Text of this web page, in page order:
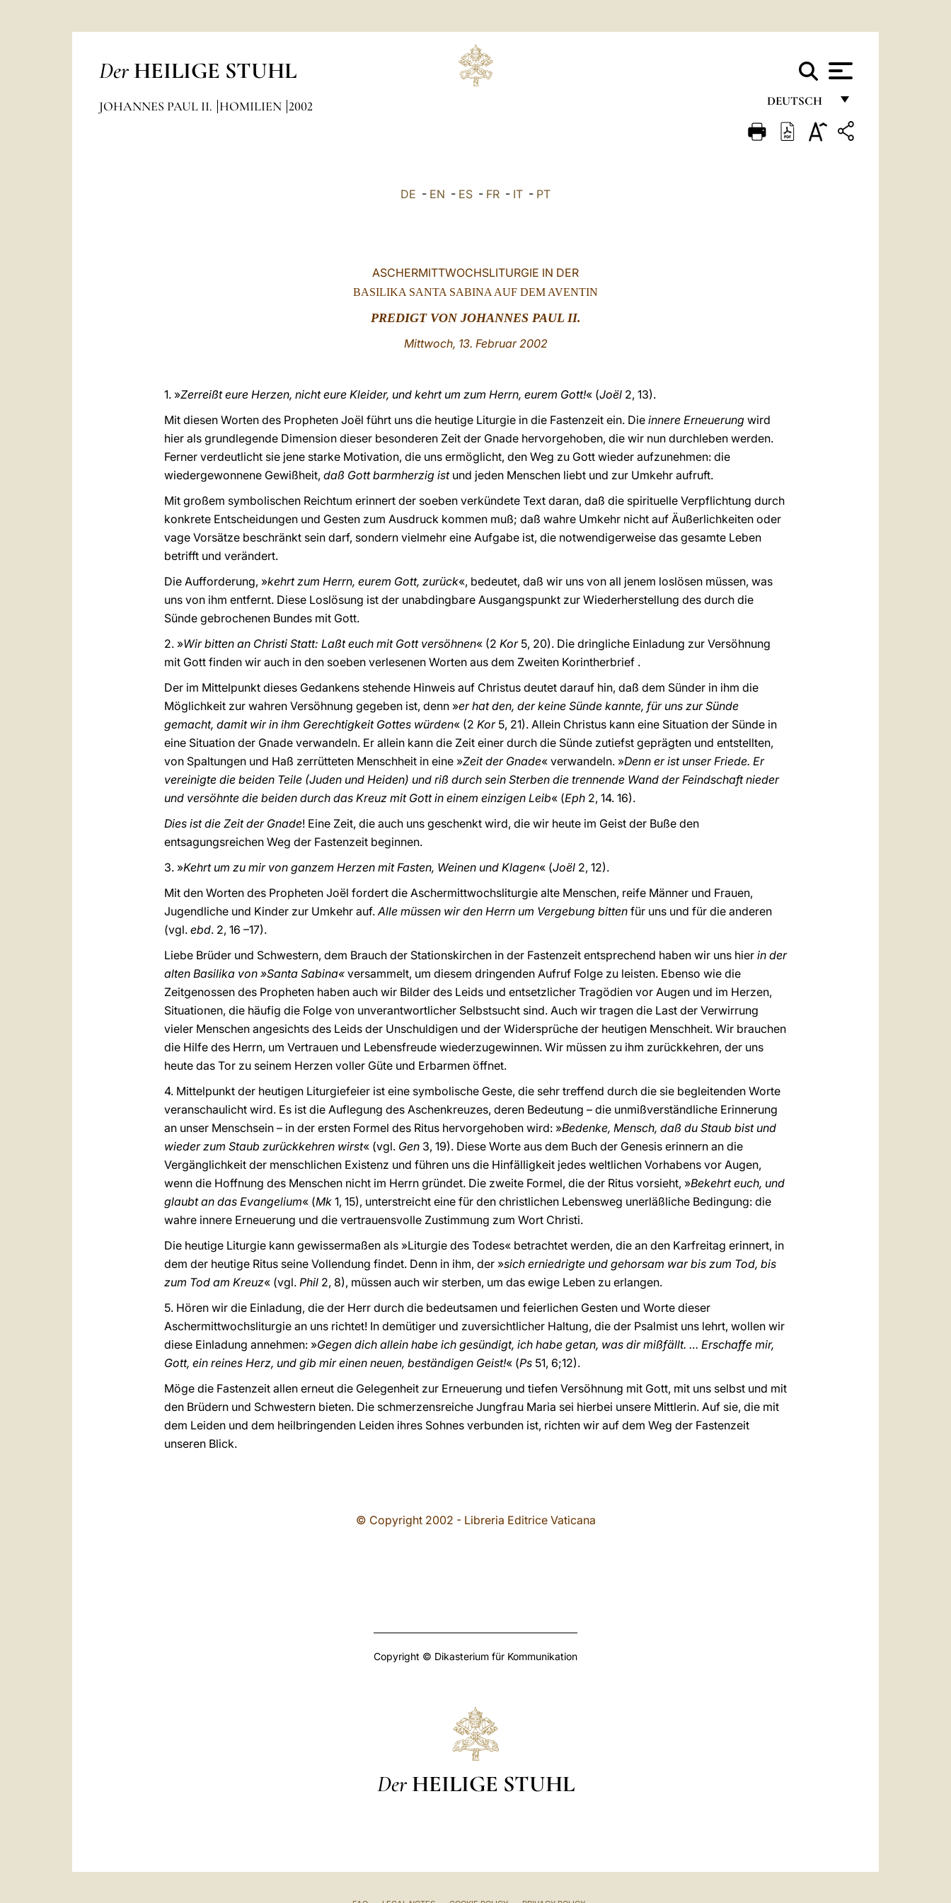
Der HEILIGE STUHL
DEUTSCH
FRANÇAIS
JOHANNES PAUL II. HOMILIEN 2002
DE - EN - ES - FR - IT - PT
ASCHERMITTWOCHSLITURGIE IN DER
BASILIKA SANTA SABINA AUF DEM AVENTIN
PREDIGT VON JOHANNES PAUL II.
Mittwoch, 13. Februar 2002
1. »Zerreißt eure Herzen, nicht eure Kleider, und kehrt um zum Herrn, eurem Gott!« (Joël 2, 13).
Mit diesen Worten des Propheten Joël führt uns die heutige Liturgie in die Fastenzeit ein. Die innere Erneuerung wird
hier als grundlegende Dimension dieser besonderen Zeit der Gnade hervorgehoben, die wir nun durchleben werden.
Ferner verdeutlicht sie jene starke Motivation, die uns ermöglicht, den Weg zu Gott wieder aufzunehmen: die
wiedergewonnene Gewißheit, daß Gott barmherzig istund jeden Menschen liebt und zur Umkehr aufruft.
Mit großem symbolischen Reichtum erinnert der soeben verkündete Text daran, daß die spirituelle Verpflichtung durch
konkrete Entscheidungen und Gesten zum Ausdruck kommen muß; daß wahre Umkehr nicht auf Äußerlichkeiten oder
vage Vorsätze beschränkt sein darf, sondern vielmehr eine Aufgabe ist, die notwendigerweise das gesamte Leben
betrifft und verändert.
Die Aufforderung, »kehrt zum Herrn, eurem Gott, zurück«, bedeutet, daß wir uns von all jenem loslösen müssen, was
uns von ihm entfernt. Diese Loslösung ist der unabdingbare Ausgangspunkt zur Wiederherstellung des durch die
Sünde gebrochenen Bundes mit Gott.
2. »Wir bitten an Christi Statt: Laßt euch mit Gott versöhnen« (2 Kor5, 20). Die dringliche Einladung zur Versöhnung
mit Gott finden wir auch in den soeben verlesenen Worten aus dem Zweiten Korintherbrief .
Der im Mittelpunkt dieses Gedankens stehende Hinweis auf Christus deutet darauf hin, daß dem Sünder in ihm die
Möglichkeit zur wahren Versöhnung gegeben ist, denn »er hat den, der keine Sünde kannte, für uns zur Sünde
gemacht, damit wir in ihm Gerechtigkeit Gottes würden« (2 Kor5, 21). Allein Christus kann eine Situation der Sünde in
eine Situation der Gnade verwandeln. Er allein kann die Zeit einer durch die Sünde zutiefst geprägten und entstellten,
von Spaltungen und Haß zerrütteten Menschheit in eine »Zeit der Gnade« verwandeln. »Denn er ist unser Friede. Er
vereinigte die beiden Teile (Juden und Heiden) und riß durch sein Sterben die trennende Wand der Feindschaft nieder
und versöhnte die beiden durch das Kreuz mit Gott in einem einzigen Leib« (Eph 2, 14. 16).
Dies ist die Zeit der Gnade! Eine Zeit, die auch uns geschenkt wird, die wir heute im Geist der Buße den
entsagungsreichen Weg der Fastenzeit beginnen.
3. »Kehrt um zu mir von ganzem Herzen mit Fasten, Weinen und Klagen« (Joël 2, 12).
Mit den Worten des Propheten Joël fordert die Aschermittwochsliturgie alte Menschen, reife Männer und Frauen,
Jugendliche und Kinder zur Umkehr auf.Alle müssen wir den Herrn um Vergebung bitten für uns und für die anderen
(vgl. ebd. 2, 16 –17).
Liebe Brüder und Schwestern, dem Brauch der Stationskirchen in der Fastenzeit entsprechend haben wir uns hier in der
alten Basilika von »Santa Sabina« versammelt, um diesem dringenden Aufruf Folge zu leisten. Ebenso wie die
Zeitgenossen des Propheten haben auch wir Bilder des Leids und entsetzlicher Tragödien vor Augen und im Herzen,
Situationen, die häufig die Folge von unverantwortlicher Selbstsucht sind. Auch wir tragen die Last der Verwirrung
vieler Menschen angesichts des Leids der Unschuldigen und der Widersprüche der heutigen Menschheit. Wir brauchen
die Hilfe des Herrn, um Vertrauen und Lebensfreude wiederzugewinnen. Wir müssen zu ihm zurückkehren, der uns
heute das Tor zu seinem Herzen voller Güte und Erbarmen öffnet.
4. Mittelpunkt der heutigen Liturgiefeier ist eine symbolische Geste, die sehr treffend durch die sie begleitenden Worte
veranschaulicht wird. Es ist die Auflegung des Aschenkreuzes, deren Bedeutung – die unmißverständliche Erinnerung
an unser Menschsein – in der ersten Formel des Ritus hervorgehoben wird: »Bedenke, Mensch, daß du Staub bist und
wieder zum Staub zurückkehren wirst« (vgl. Gen 3, 19). Diese Worte aus dem Buch der Genesis erinnern an die
Vergänglichkeit der menschlichen Existenz und führen uns die Hinfälligkeit jedes weltlichen Vorhabens vor Augen,
wenn die Hoffnung des Menschen nicht im Herrn gründet. Die zweite Formel, die der Ritus vorsieht, »Bekehrt euch, und
glaubt an das Evangelium« (Mk 1, 15), unterstreicht eine für den christlichen Lebensweg unerläßliche Bedingung: die
wahre innere Erneuerung und die vertrauensvolle Zustimmung zum Wort Christi.
Die heutige Liturgie kann gewissermaßen als »Liturgie des Todes« betrachtet werden, die an den Karfreitag erinnert, in
dem der heutige Ritus seine Vollendung findet. Denn in ihm, der »sich erniedrigte und gehorsam war bis zum Tod, bis
zum Tod am Kreuz« (vgl. Phil 2, 8), müssen auch wir sterben, um das ewige Leben zu erlangen.
5. Hören wir die Einladung, die der Herr durch die bedeutsamen und feierlichen Gesten und Worte dieser
Aschermittwochsliturgie an uns richtet! In demütiger und zuversichtlicher Haltung, die der Psalmist uns lehrt, wollen wir
diese Einladung annehmen: »Gegen dich allein habe ich gesündigt, ich habe getan, was dir mißfällt. … Erschaffe mir,
Gott, ein reines Herz, und gib mir einen neuen, beständigen Geist!« (Ps 51, 6;12).
Möge die Fastenzeit allen erneut die Gelegenheit zur Erneuerung und tiefen Versöhnung mit Gott, mit uns selbst und mit
den Brüdern und Schwestern bieten. Die schmerzensreiche Jungfrau Maria sei hierbei unsere Mittlerin. Auf sie, die mit
dem Leiden und dem heilbringenden Leiden ihres Sohnes verbunden ist, richten wir auf dem Weg der Fastenzeit
unseren Blick.
© Copyright 2002 - Libreria Editrice Vaticana
Copyright © Dikasterium für Kommunikation
Der HEILIGE STUHL